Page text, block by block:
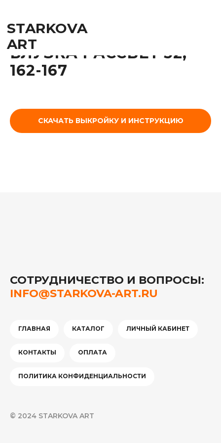
ART
БЛУЗКА РАССВЕТ 52,
162-167
СКАЧАТЬ ВЫКРОЙКУ И ИНСТРУКЦИЮ
СОТРУДНИЧЕСТВО И ВОПРОСЫ:
INFO@STARKOVA-ART.RU
ГЛАВНАЯ КАТАЛОГ ЛИЧНЫЙ КАБИНЕТ
КОНТАКТЫ ОПЛАТА
ПОЛИТИКА КОНФИДЕНЦИАЛЬНОСТИ
© 2024 STARKOVA ART